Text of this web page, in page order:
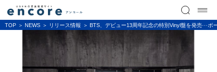
TOP NEWS リリース情報 BTS、デビュー13周年記念の特別Vinyl盤を発売···ボ